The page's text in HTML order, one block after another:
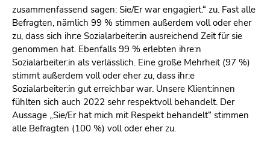
zusammenfassend sagen: Sie/Er war engagiert.“ zu. Fast alle
Befragten, nämlich 99 % stimmen außerdem voll oder eher
zu, dass sich ihr:e Sozialarbeiter:in ausreichend Zeit für sie
genommen hat. Ebenfalls 99 % erlebten ihre:n
Sozialarbeiter:in als verlässlich. Eine große Mehrheit (97 %)
stimmt außerdem voll oder eher zu, dass ihr:e
Sozialarbeiter:in gut erreichbar war. Unsere Klient:innen
fühlten sich auch 2022 sehr respektvoll behandelt. Der
Aussage „Sie/Er hat mich mit Respekt behandelt“ stimmen
alle Befragten (100 %) voll oder eher zu.